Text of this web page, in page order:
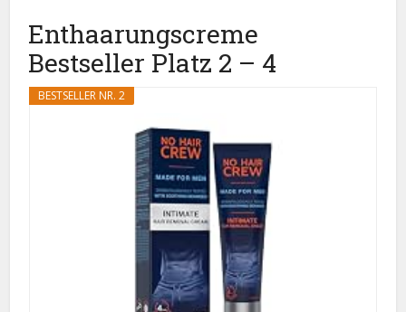
Enthaarungscreme
Bestseller Platz 2 – 4
BESTSELLER NR. 2